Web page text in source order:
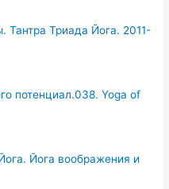
Триада Йога. 2011-
потенциал.038. Yoga of
Йога воображения и